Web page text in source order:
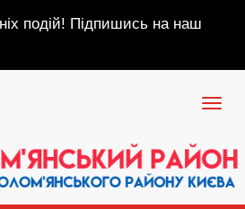
подій! Підпишись на наш